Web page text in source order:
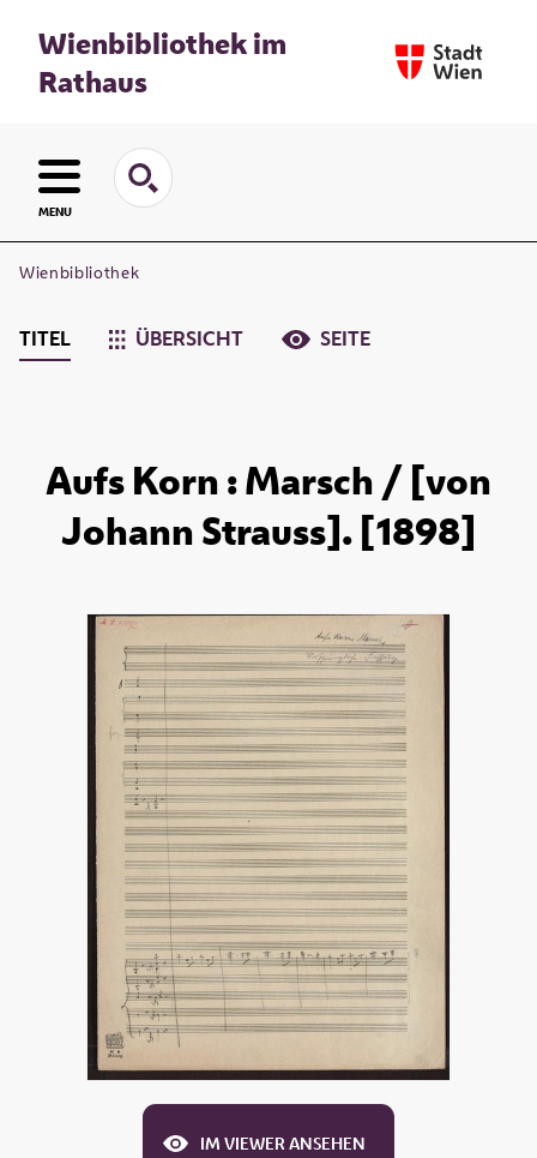
Wienbibliothek im
Rathaus
MENU
Wienbibliothek
TITEL ÜBERSICHT SEITE
Aufs Korn : Marsch / [von
Johann Strauss]. [1898]
IM VIEWER ANSEHEN